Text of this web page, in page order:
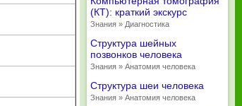
(КТ): краткий экскурс
Знания » Диагностика
Структура шейных
позвонков человека
Знания » Анатомия человека
Структура шеи человека
Знания » Анатомия человека